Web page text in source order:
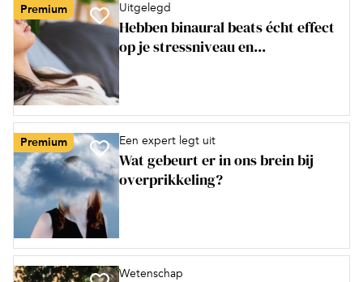
Premium Uitgelegd
Hebben binaural beats écht effect
op je stressniveau en...
Premium Een expert legt uit
Wat gebeurt er in ons brein bij
overprikkeling?
Wetenschap